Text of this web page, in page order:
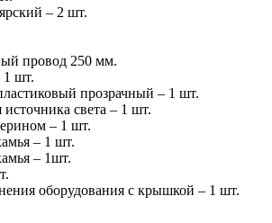
– 2 шт.
провод 250 мм.
1 шт.
прозрачный – 1 шт.
источника света – 1 шт.
– 1 шт.
– 1 шт.
– 1шт.
оборудования с крышкой – 1 шт.